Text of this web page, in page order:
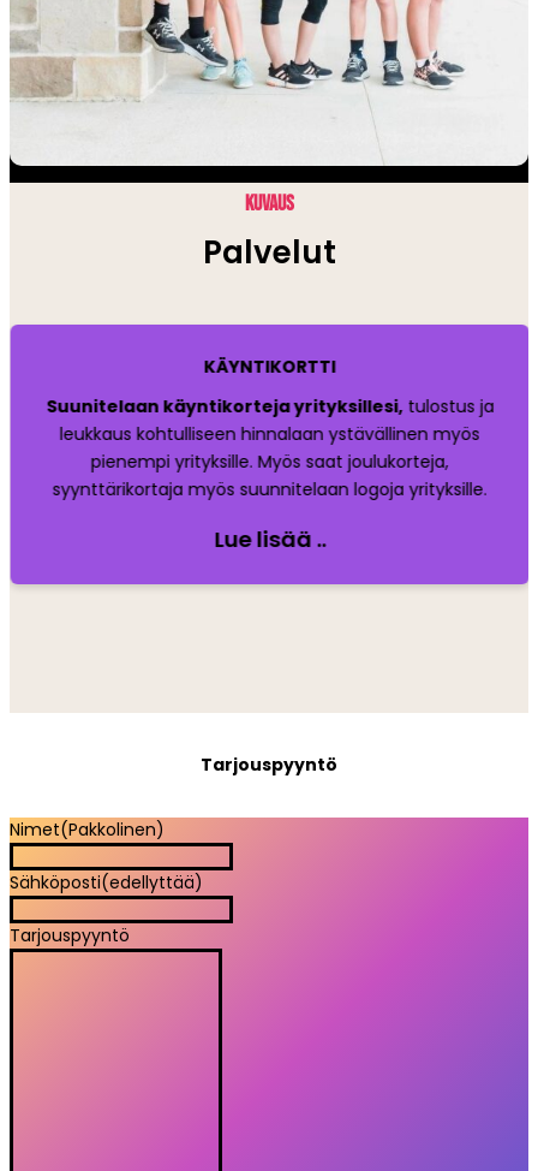
KUVAUS
Palvelut
KÄYNTIKORTTI
Suunitelaan käyntikorteja yrityksillesi,tulostus ja
leukkaus kohtulliseen hinnalaan ystävällinen myös
pienempi yrityksille. Myös saat joulukorteja,
syynttärikortaja myös suunnitelaan logoja yrityksille.
Lue lisää ..
Tarjouspyyntö
Nimet(Pakkolinen)
Sähköposti(edellyttää)
Tarjouspyyntö